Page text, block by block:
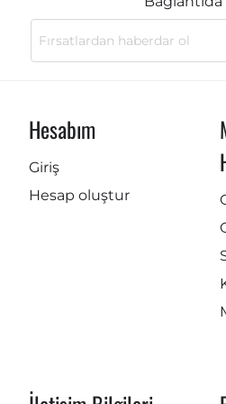
Hesabım
Giriş
Hesap oluştur